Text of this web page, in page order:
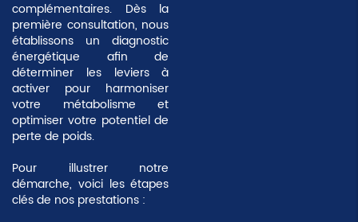
complémentaires. Dès la
première consultation, nous
établissons undiagnostic
énergétique afin de
déterminer les leviers à
activer pour harmoniser
votre métabolisme et
optimiser votre potentiel de
perte de poids.
Pour illustrer notre
démarche, voici les étapes
clés de nos prestations :